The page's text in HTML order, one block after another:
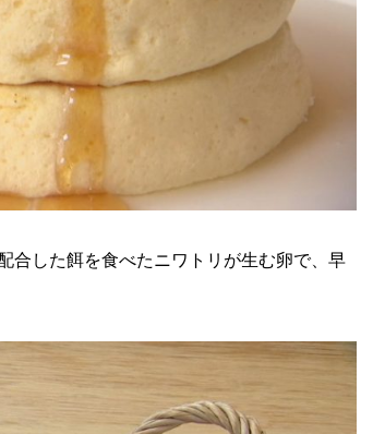
合した餌を食べたニワトリが生む卵で、早